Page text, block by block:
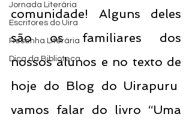
Jornada Literária
Escritores do Uira
Resenha Literária
Dica da Biblioteca
comunidade! Alguns deles
são os familiares dos
nossos alunos e no texto de
hoje do Blog do Uirapuru
vamos falar do livro “Uma